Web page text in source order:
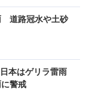
道路冠水や土砂
本はゲリラ雷雨
警戒